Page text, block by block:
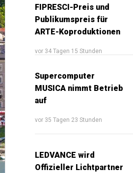
FIPRESCI-Preis und
Publikumspreis für
ARTE-Koproduktionen
vor 34 Tagen 15 Stunden
Supercomputer
MUSICA nimmt Betrieb
auf
vor 35 Tagen 23 Stunden
LEDVANCE wird
Offizieller Lichtpartner